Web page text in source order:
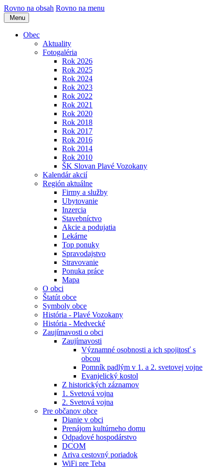
Rovno na obsah Rovno na menu
Menu
Obec
Aktuality
Fotogaléria
Rok 2026
Rok 2025
Rok 2024
Rok 2023
Rok 2022
Rok 2021
Rok 2020
Rok 2018
Rok 2017
Rok 2016
Rok 2014
Rok 2010
ŠK Slovan Plavé Vozokany
Kalendár akcií
Región aktuálne
Firmy a služby
Ubytovanie
Inzercia
Stavebníctvo
Akcie a podujatia
Lekárne
Top ponuky
Spravodajstvo
Stravovanie
Ponuka práce
Mapa
O obci
Štatút obce
Symboly obce
História - Plavé Vozokany
História - Medvecké
Zaujímavosti o obci
Zaujímavosti
Významné osobnosti a ich spojitosť s
obcou
Pomník padlým v 1. a 2. svetovej vojne
Evanjelický kostol
Z historických záznamov
1. Svetová vojna
2. Svetová vojna
Pre občanov obce
Dianie v obci
Prenájom kultúrneho domu
Odpadové hospodárstvo
DCOM
Ariva cestovný poriadok
WiFi pre Teba